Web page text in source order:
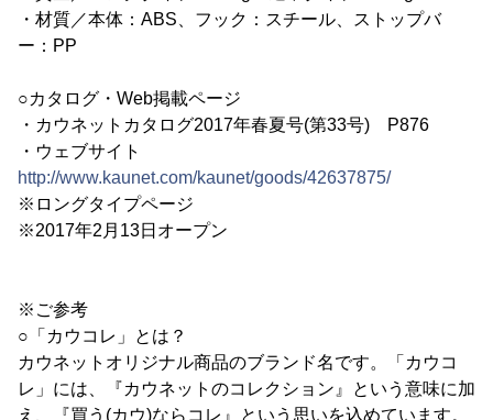
・材質／本体：ABS、フック：スチール、ストップバ
ー：PP
○カタログ・Web掲載ページ
・カウネットカタログ2017年春夏号(第33号) P876
・ウェブサイト
http://www.kaunet.com/kaunet/goods/42637875/
※ロングタイプページ
※2017年2月13日オープン
※ご参考
○「カウコレ」とは？
カウネットオリジナル商品のブランド名です。「カウコ
レ」には、『カウネットのコレクション』という意味に加
え、『買う(カウ)ならコレ』という思いを込めています。